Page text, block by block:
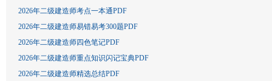
2026年二级建造师考点一本通PDF
2026年二级建造师易错易考300题PDF
2026年二级建造师四色笔记PDF
2026年二级建造师重点知识闪记宝典PDF
2026年二级建造师精选总结PDF